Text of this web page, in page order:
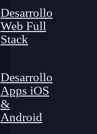
Desarrollo
Web Full
Stack
Desarrollo
Apps iOS
&
Android